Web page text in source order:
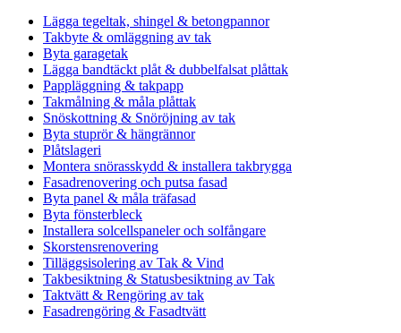
Lägga tegeltak, shingel & betongpannor
Takbyte & omläggning av tak
Byta garagetak
Lägga bandtäckt plåt & dubbelfalsat plåttak
Pappläggning & takpapp
Takmålning & måla plåttak
Snöskottning & Snöröjning av tak
Byta stuprör & hängrännor
Plåtslageri
Montera snörasskydd & installera takbrygga
Fasadrenovering och putsa fasad
Byta panel & måla träfasad
Byta fönsterbleck
Installera solcellspaneler och solfångare
Skorstensrenovering
Tilläggsisolering av Tak & Vind
Takbesiktning & Statusbesiktning av Tak
Taktvätt & Rengöring av tak
Fasadrengöring & Fasadtvätt